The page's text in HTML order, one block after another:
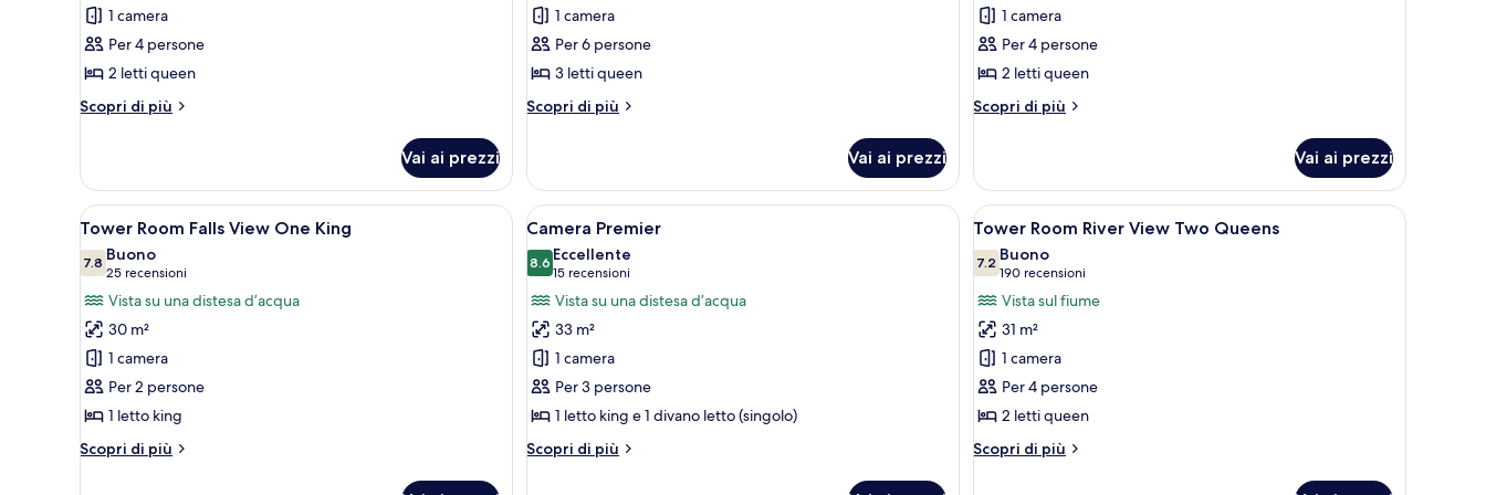
foto
per
Doppia
Basic
1 camera
Per 4 persone
2 letti queen
Scopri di più
Altri
Basic
Vai ai prezzi
foto
per
Tripla
Tradizionale
1 camera
Per 6 persone
3 letti queen
Scopri di più
Altri
Tradizionale
Vai ai prezzi
foto
per
Doppia
Basic
1 camera
Per 4 persone
2 letti queen
Scopri di più
Altri
Basic
Vai ai prezzi
Apri
tutte
le
foto
per
Tower
Room Falls
View One
King
Una scrivania, tende oscuranti, ferro/asse da stiro, lenzuola
4
Tower Room Falls View One King
7.87.8 su 10
Buono
25 recensioni
(25
recensioni)
Vista su una distesa d’acqua
30 m²
1 camera
Per 2 persone
1 letto king
Scopri di più
Altri
Apri
tutte
le
foto
per
Camera
Premier
Camera d'albergo con un letto grande, una TV, una scrivania e una sedia. Al muro c'è un quadro e si vede una
5
Camera Premier
8.68.6 su 10
Eccellente
15 recensioni
(15
recensioni)
Vista su una distesa d’acqua
33 m²
1 camera
Per 3 persone
1 letto king e 1 divano letto (singolo)
Scopri di più
Altri
Apri
tutte
le
foto
per
Tower
Room River
View
Two Queens
Una camera d'albergo con due letti, una
4
Tower Room River View Two Queens
7.27.2 su 10
Buono
190 recensioni
(190
recensioni)
Vista sul fiume
31 m²
1 camera
Per 4 persone
2 letti queen
Scopri di più
Altri